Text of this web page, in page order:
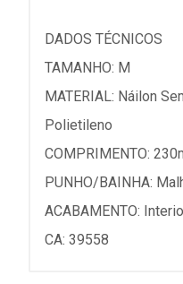
DADOS TÉCNICOS
TAMANHO: M
MATERIAL: Náilon
Polietileno
COMPRIMENTO:
PUNHO/BAINHA:
ACABAMENTO:
CA: 39558